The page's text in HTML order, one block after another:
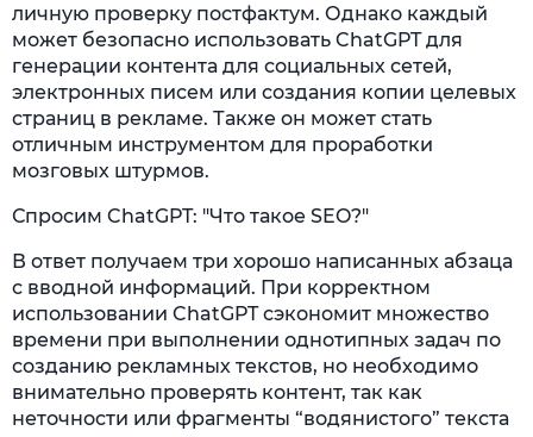
личную проверку постфактум. Однако каждый
может безопасно использовать ChatGPT для
генерации контента для социальных сетей,
электронных писем или создания копии целевых
страниц в рекламе. Также он может стать
отличным инструментом для проработки
мозговых штурмов.
Спросим ChatGPT: "Что такое SEO?"
В ответ получаем три хорошо написанных абзаца
с вводной информаций. При корректном
использовании ChatGPT сэкономит множество
времени при выполнении однотипных задач по
созданию рекламных текстов, но необходимо
внимательно проверять контент, так как
неточности или фрагменты “водянистого” текста